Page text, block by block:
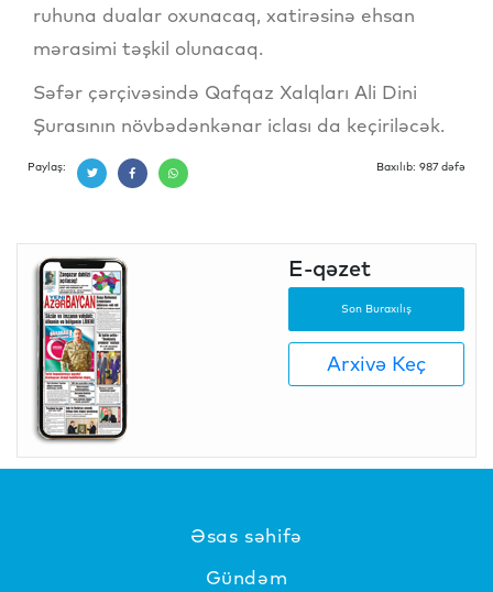
ruhuna dualar oxunacaq, xatirəsinə ehsan
mərasimi təşkil olunacaq.
Səfər çərçivəsində Qafqaz Xalqları Ali Dini
Şurasının növbədənkənar iclası da keçiriləcək.
Paylaş: Baxılıb: 987 dəfə
E-qəzet
Son Buraxılış
Arxivə Keç
Əsas səhifə
Gündəm